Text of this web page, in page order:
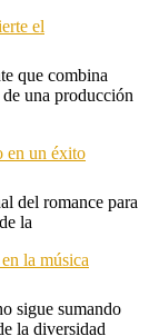
el
que combina
una producción
en un éxito
del romance para
la
la música
sigue sumando
la diversidad